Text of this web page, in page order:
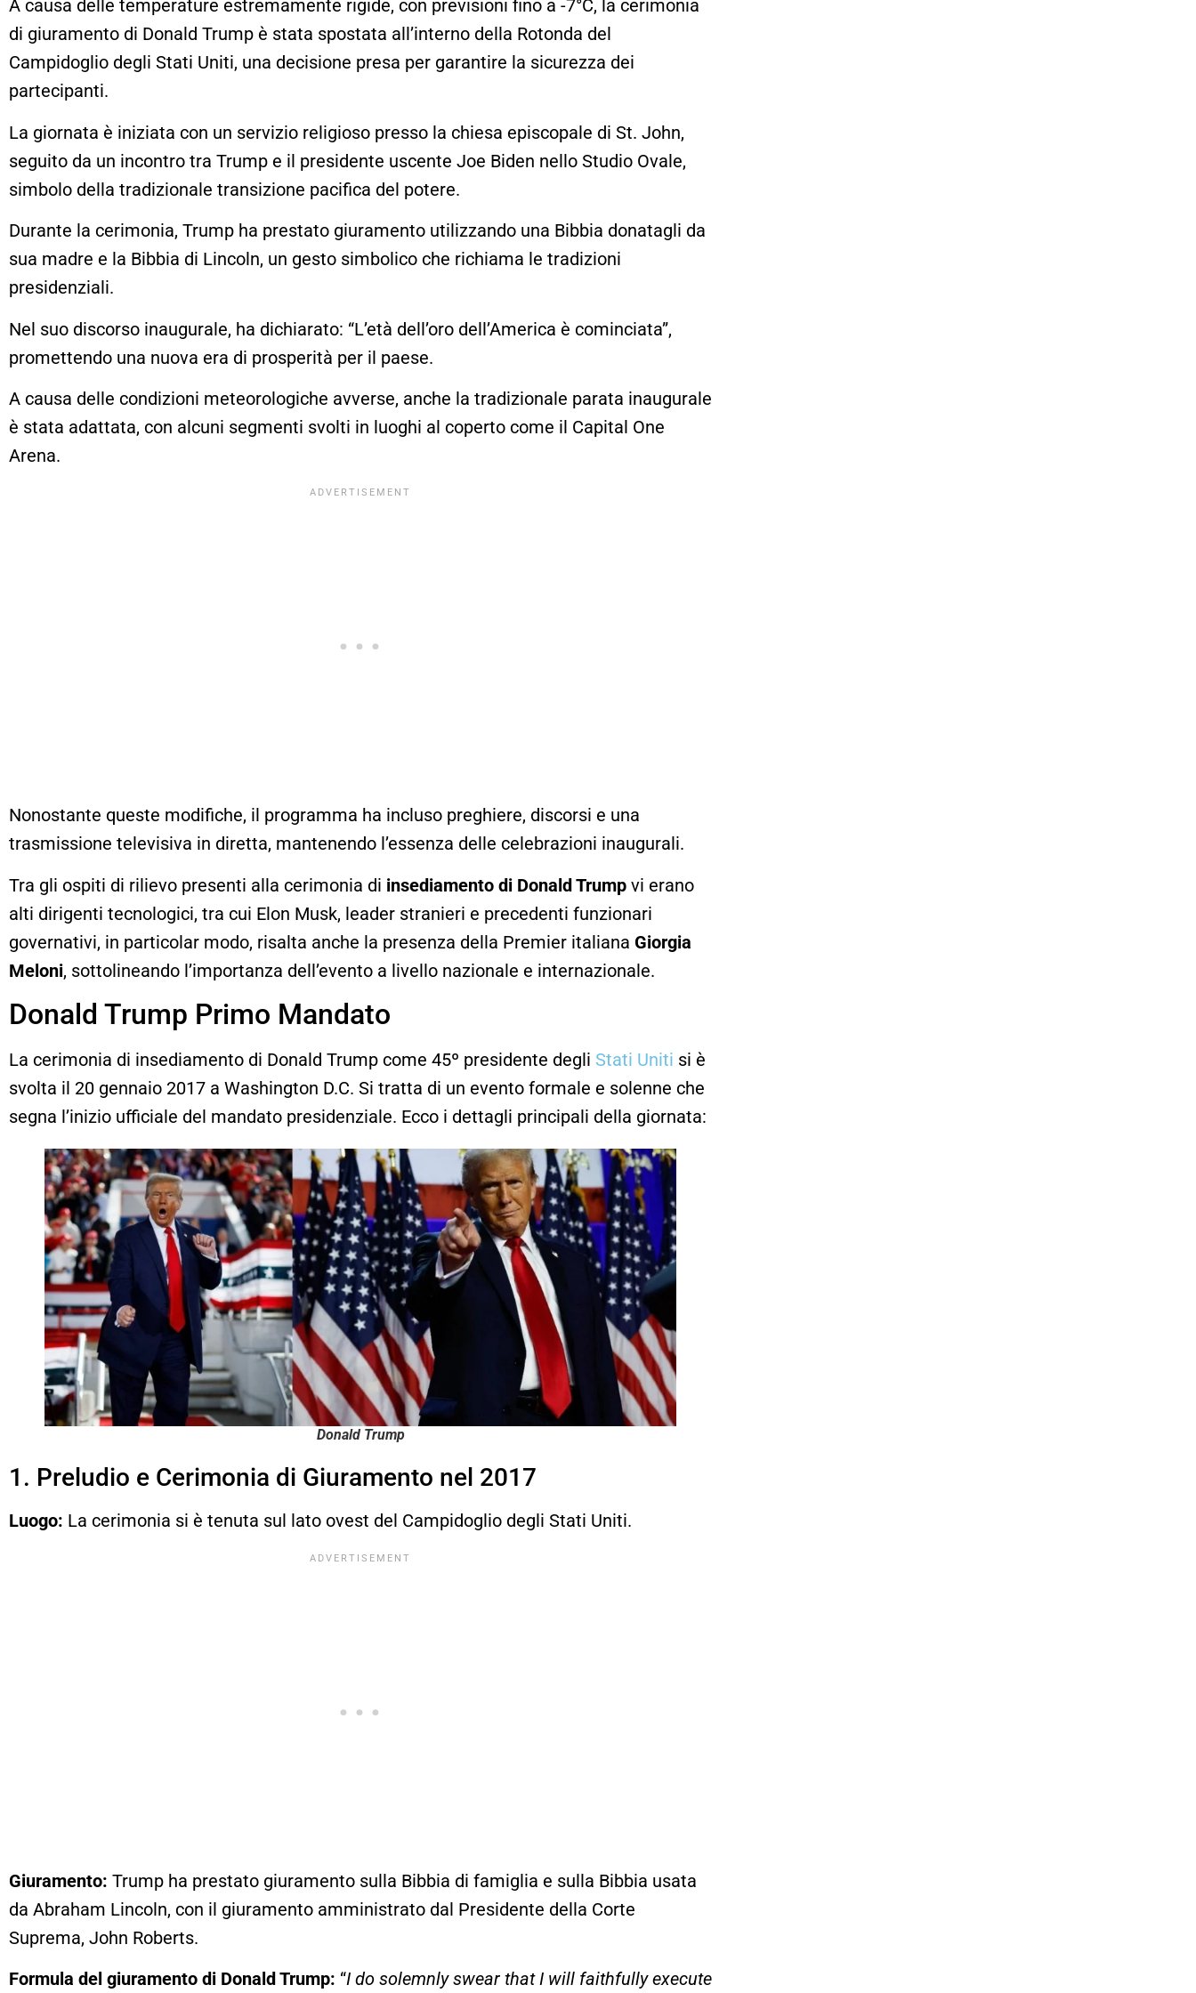
A causa delle temperature estremamente rigide, con previsioni fino a -7°C, la cerimonia
di giuramento di Donald Trump è stata spostata all’interno della Rotonda del
Campidoglio degli Stati Uniti, una decisione presa per garantire la sicurezza dei
partecipanti.
La giornata è iniziata con un servizio religioso presso la chiesa episcopale di St. John,
seguito da un incontro tra Trump e il presidente uscente Joe Biden nello Studio Ovale,
simbolo della tradizionale transizione pacifica del potere.
Durante la cerimonia, Trump ha prestato giuramento utilizzando una Bibbia donatagli da
sua madre e la Bibbia di Lincoln, un gesto simbolico che richiama le tradizioni
presidenziali.
Nel suo discorso inaugurale, ha dichiarato: “L’età dell’oro dell’America è cominciata”,
promettendo una nuova era di prosperità per il paese.
A causa delle condizioni meteorologiche avverse, anche la tradizionale parata inaugurale
è stata adattata, con alcuni segmenti svolti in luoghi al coperto come il Capital One
Arena.
Nonostante queste modifiche, il programma ha incluso preghiere, discorsi e una
trasmissione televisiva in diretta, mantenendo l’essenza delle celebrazioni inaugurali.
Tra gli ospiti di rilievo presenti alla cerimonia di insediamento di Donald Trump vi erano
alti dirigenti tecnologici, tra cui Elon Musk, leader stranieri e precedenti funzionari
governativi, in particolar modo, risalta anche la presenza della Premier italiana Giorgia
Meloni, sottolineando l’importanza dell’evento a livello nazionale e internazionale.
Donald Trump Primo Mandato
La cerimonia di insediamento di Donald Trump come 45º presidente degli Stati Uniti si è
svolta il 20 gennaio 2017 a Washington D.C. Si tratta di un evento formale e solenne che
segna l’inizio ufficiale del mandato presidenziale. Ecco i dettagli principali della giornata:
Donald Trump
1. Preludio e Cerimonia di Giuramento nel 2017
Luogo: La cerimonia si è tenuta sul lato ovest del Campidoglio degli Stati Uniti.
Giuramento: Trump ha prestato giuramento sulla Bibbia di famiglia e sulla Bibbia usata
da Abraham Lincoln, con il giuramento amministrato dal Presidente della Corte
Suprema, John Roberts.
Formula del giuramento di Donald Trump: “I do solemnly swear that I will faithfully execute